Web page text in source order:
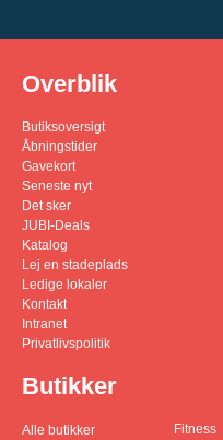
Overblik
Butiksoversigt
Åbningstider
Gavekort
Seneste nyt
Det sker
JUBI-Deals
Katalog
Lej en stadeplads
Ledige lokaler
Kontakt
Intranet
Privatlivspolitik
Butikker
Alle butikker
Fitness